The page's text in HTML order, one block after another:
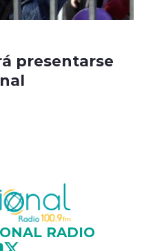
presentarse
RADIO